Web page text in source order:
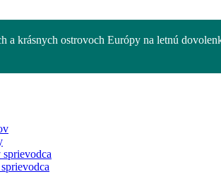
a krásnych ostrovoch Európy na letnú